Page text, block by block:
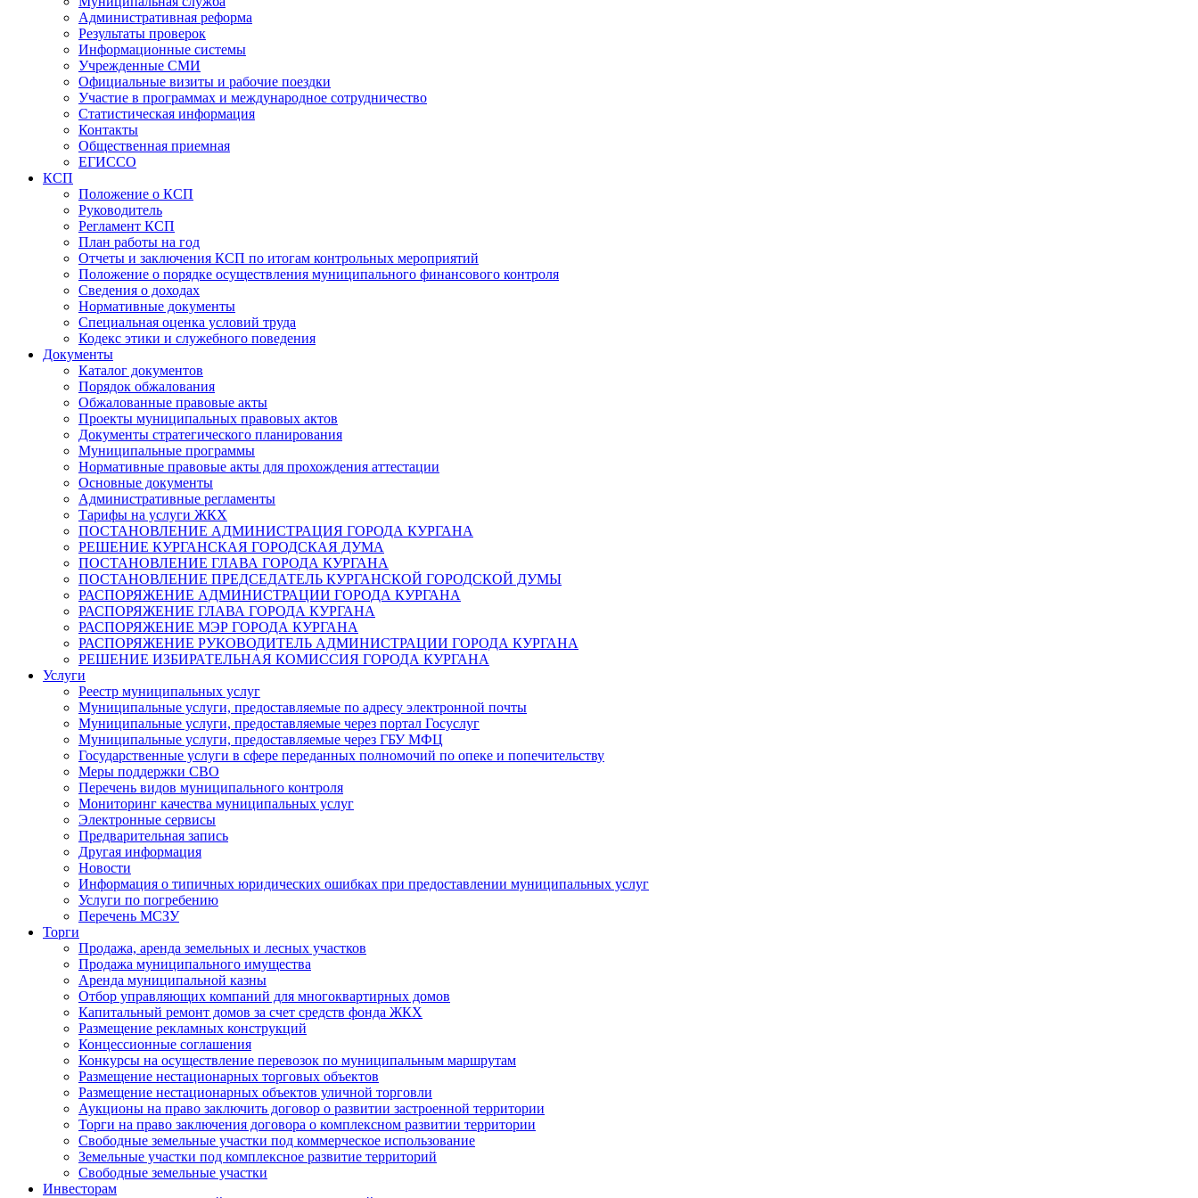
Административная реформа
Результаты проверок
Информационные системы
Учрежденные СМИ
Официальные визиты и рабочие поездки
Участие в программах и международное сотрудничество
Статистическая информация
Контакты
Общественная приемная
ЕГИССО
КСП
Положение о КСП
Руководитель
Регламент КСП
План работы на год
Отчеты и заключения КСП по итогам контрольных мероприятий
Положение о порядке осуществления муниципального финансового контроля
Сведения о доходах
Нормативные документы
Специальная оценка условий труда
Кодекс этики и служебного поведения
Документы
Каталог документов
Порядок обжалования
Обжалованные правовые акты
Проекты муниципальных правовых актов
Документы стратегического планирования
Муниципальные программы
Нормативные правовые акты для прохождения аттестации
Основные документы
Административные регламенты
Тарифы на услуги ЖКХ
ПОСТАНОВЛЕНИЕ АДМИНИСТРАЦИЯ ГОРОДА КУРГАНА
РЕШЕНИЕ КУРГАНСКАЯ ГОРОДСКАЯ ДУМА
ПОСТАНОВЛЕНИЕ ГЛАВА ГОРОДА КУРГАНА
ПОСТАНОВЛЕНИЕ ПРЕДСЕДАТЕЛЬ КУРГАНСКОЙ ГОРОДСКОЙ ДУМЫ
РАСПОРЯЖЕНИЕ АДМИНИСТРАЦИИ ГОРОДА КУРГАНА
РАСПОРЯЖЕНИЕ ГЛАВА ГОРОДА КУРГАНА
РАСПОРЯЖЕНИЕ МЭР ГОРОДА КУРГАНА
РАСПОРЯЖЕНИЕ РУКОВОДИТЕЛЬ АДМИНИСТРАЦИИ ГОРОДА КУРГАНА
РЕШЕНИЕ ИЗБИРАТЕЛЬНАЯ КОМИССИЯ ГОРОДА КУРГАНА
Услуги
Реестр муниципальных услуг
Муниципальные услуги, предоставляемые по адресу электронной почты
Муниципальные услуги, предоставляемые через портал Госуслуг
Муниципальные услуги, предоставляемые через ГБУ МФЦ
Государственные услуги в сфере переданных полномочий по опеке и попечительству
Меры поддержки СВО
Перечень видов муниципального контроля
Мониторинг качества муниципальных услуг
Электронные сервисы
Предварительная запись
Другая информация
Новости
Информация о типичных юридических ошибках при предоставлении муниципальных услуг
Услуги по погребению
Перечень МСЗУ
Торги
Продажа, аренда земельных и лесных участков
Продажа муниципального имущества
Аренда муниципальной казны
Отбор управляющих компаний для многоквартирных домов
Капитальный ремонт домов за счет средств фонда ЖКХ
Размещение рекламных конструкций
Концессионные соглашения
Конкурсы на осуществление перевозок по муниципальным маршрутам
Размещение нестационарных торговых объектов
Размещение нестационарных объектов уличной торговли
Аукционы на право заключить договор о развитии застроенной территории
Торги на право заключения договора о комплексном развитии территории
Свободные земельные участки под коммерческое использование
Земельные участки под комплексное развитие территорий
Свободные земельные участки
Инвесторам